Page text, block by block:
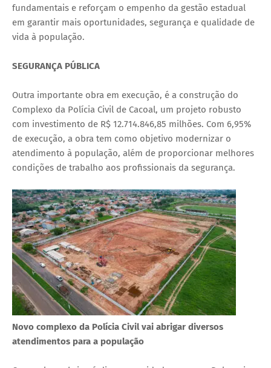
fundamentais e reforçam o empenho da gestão estadual
em garantir mais oportunidades, segurança e qualidade de
vida à população.
SEGURANÇA PÚBLICA
Outra importante obra em execução, é a construção do
Complexo da Polícia Civil de Cacoal, um projeto robusto
com investimento de R$ 12.714.846,85 milhões. Com 6,95%
de execução, a obra tem como objetivo modernizar o
atendimento à população, além de proporcionar melhores
condições de trabalho aos profissionais da segurança.
Novo complexo da Polícia Civil vai abrigar diversos
atendimentos para a população